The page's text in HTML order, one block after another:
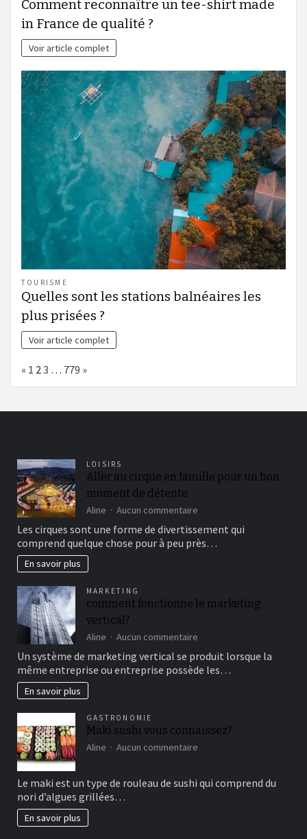
Comment reconnaître un tee-shirt made
in France de qualité ?
Voir article complet
TOURISME
Quelles sont les stations balnéaires les
plus prisées ?
Voir article complet
Page:
Previous
« 1 23 … 779 Next
»
LOISIRS
Aller au cirque en famille pour un bon
moment de détente
Aline Aucun commentaire
au
cirque
bon
Les cirques sont une forme de divertissement qui
comprend quelque chose pour à peu près…
En savoir plus
MARKETING
comment fonctionne le marketing
vertical?
Aline Aucun commentaire
fonctionne
le
Un système de marketing vertical se produit lorsque la
même entreprise ou entreprise possède les…
En savoir plus
GASTRONOMIE
Maki sushi vous connaissez?
Aline Aucun commentaire
vous
Le maki est un type de rouleau de sushi qui comprend du
nori d’algues grillées…
En savoir plus